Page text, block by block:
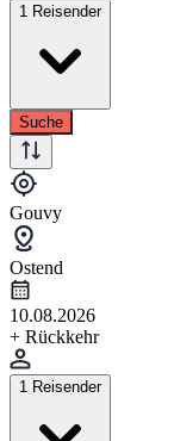
1 Reisender
Suche
Gouvy
Ostend
10.08.2026
+ Rückkehr
1 Reisender